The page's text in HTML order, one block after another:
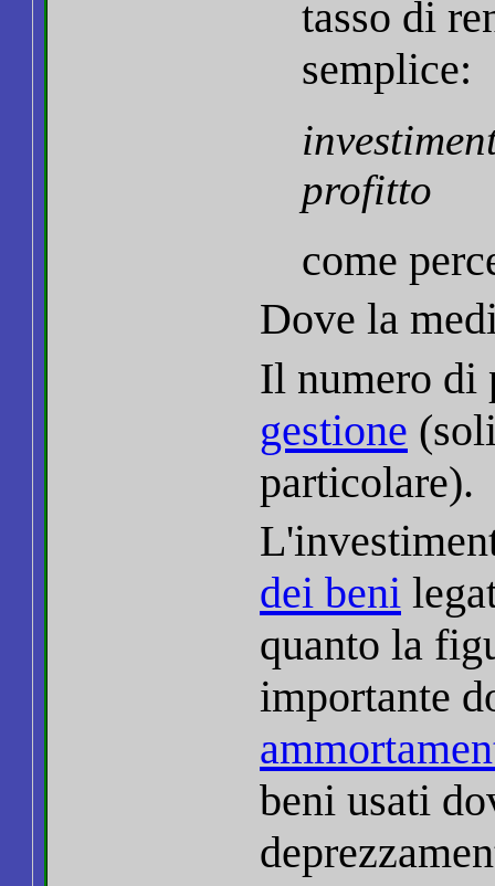
tasso di
semplice:
profitto
come
Dove la
Il numero di
gestione
particolare).
dei beni
quanto la
importante
beni usati